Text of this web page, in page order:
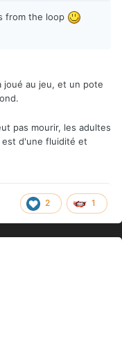
from the loop
joué au jeu, et un pote
pas mourir, les adultes
d'une fluidité et
2 1